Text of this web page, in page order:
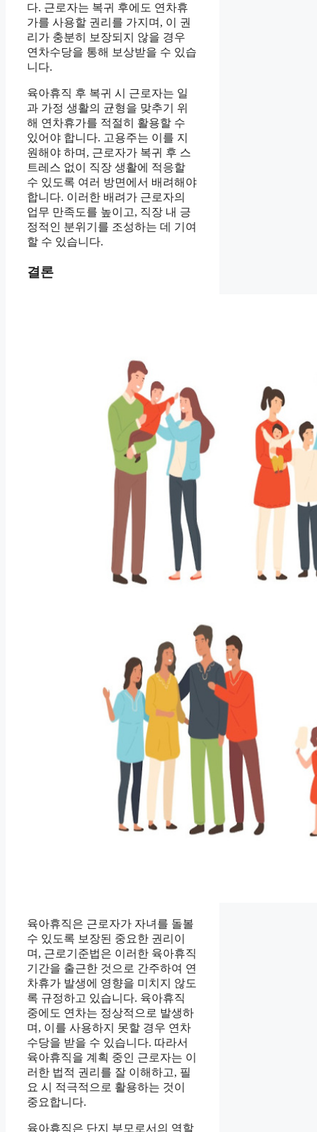
다. 근로자는 복귀 후에도 연차휴
가를 사용할 권리를 가지며, 이 권
리가 충분히 보장되지 않을 경우
연차수당을 통해 보상받을 수 있습
니다.
육아휴직 후 복귀 시 근로자는 일
과 가정 생활의 균형을 맞추기 위
해 연차휴가를 적절히 활용할 수
있어야 합니다. 고용주는 이를 지
원해야 하며, 근로자가 복귀 후 스
트레스 없이 직장 생활에 적응할
수 있도록 여러 방면에서 배려해야
합니다. 이러한 배려가 근로자의
업무 만족도를 높이고, 직장 내 긍
정적인 분위기를 조성하는 데 기여
할 수 있습니다.
결론
육아휴직은 근로자가 자녀를 돌볼
수 있도록 보장된 중요한 권리이
며, 근로기준법은 이러한 육아휴직
기간을 출근한 것으로 간주하여 연
차휴가 발생에 영향을 미치지 않도
록 규정하고 있습니다. 육아휴직
중에도 연차는 정상적으로 발생하
며, 이를 사용하지 못할 경우 연차
수당을 받을 수 있습니다. 따라서
육아휴직을 계획 중인 근로자는 이
러한 법적 권리를 잘 이해하고, 필
요 시 적극적으로 활용하는 것이
중요합니다.
육아휴직은 단지 부모로서의 역할